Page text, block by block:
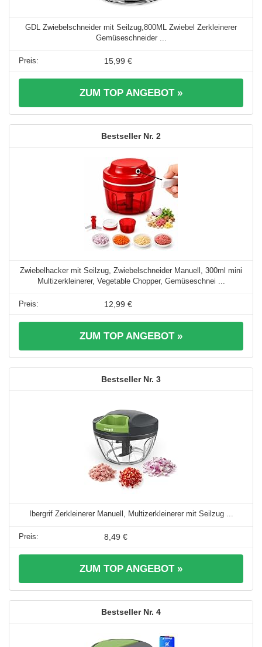
GDL Zwiebelschneider mit Seilzug,800ML Zwiebel Zerkleinerer
Gemüseschneider ...
15,99 €
ZUM TOP ANGEBOT »
2
Zwiebelhacker mit Seilzug, Zwiebelschneider Manuell, 300ml mini
Multizerkleinerer, Vegetable Chopper, Gemüseschnei ...
12,99 €
ZUM TOP ANGEBOT »
3
Ibergrif Zerkleinerer Manuell, Multizerkleinerer mit Seilzug ...
8,49 €
ZUM TOP ANGEBOT »
4